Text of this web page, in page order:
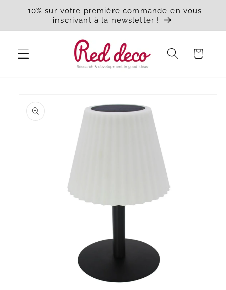
passer
contenu
-10% sur votre première commande en vous
inscrivant à la newsletter !
Panier
informations
produits